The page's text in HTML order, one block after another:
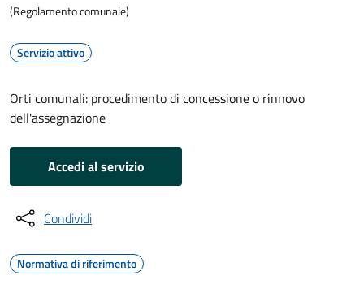
(Regolamento comunale)
Servizio attivo
Orti comunali: procedimento di concessione o rinnovo
dell'assegnazione
Accedi al servizio
Condividi
Normativa di riferimento